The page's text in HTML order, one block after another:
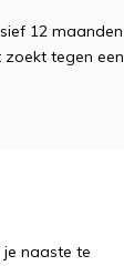
12 maanden
tegen een
naaste te